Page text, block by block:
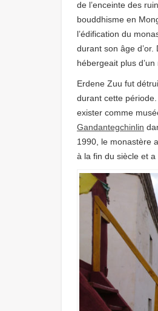
de l’enceinte des
bouddhisme en
l’édification du
durant son âge
hébergeait plus
Erdene Zuu fut
durant cette
exister comme
Gandantegchinlin
1990, le monastère
à la fin du siècle et